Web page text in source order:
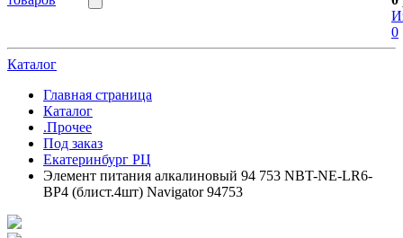
0
Каталог
Главная страница
Каталог
.Прочее
Под заказ
Екатеринбург РЦ
Элемент питания алкалиновый 94 753 NBT-NE-LR6-
BP4 (блист.4шт) Navigator 94753